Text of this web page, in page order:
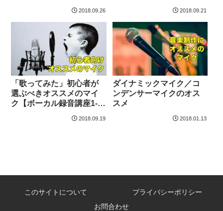
2018.09.26 2018.09.21
「歌ってみた」初心者が
選ぶべきオススメのマイ
ク【ボーカル録音講座1-
2018.09.19
ダイナミックマイク／コ
ンデンサーマイクのオス
スメ
2018.01.13
このサイトについて
プライバシーポリシー
お問合わせ